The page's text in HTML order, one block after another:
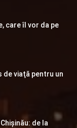
care îl vor da pe
de viaţă pentru un
de la